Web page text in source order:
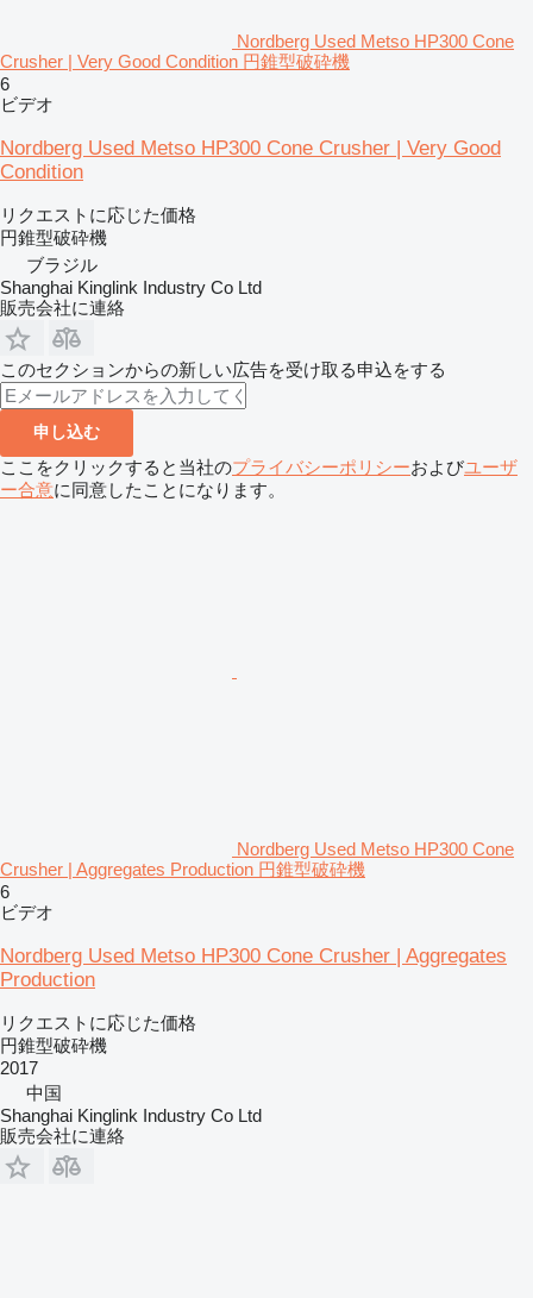
Nordberg Used Metso HP300 Cone
Crusher | Very Good Condition 円錐型破砕機
6
ビデオ
Nordberg Used Metso HP300 Cone Crusher | Very Good
Condition
リクエストに応じた価格
円錐型破砕機
ブラジル
Shanghai Kinglink Industry Co Ltd
販売会社に連絡
このセクションからの新しい広告を受け取る申込をする
申し込む
ここをクリックすると当社のプライバシーポリシーおよびユーザ
ー合意に同意したことになります。
Nordberg Used Metso HP300 Cone
Crusher | Aggregates Production 円錐型破砕機
6
ビデオ
Nordberg Used Metso HP300 Cone Crusher | Aggregates
Production
リクエストに応じた価格
円錐型破砕機
2017
中国
Shanghai Kinglink Industry Co Ltd
販売会社に連絡